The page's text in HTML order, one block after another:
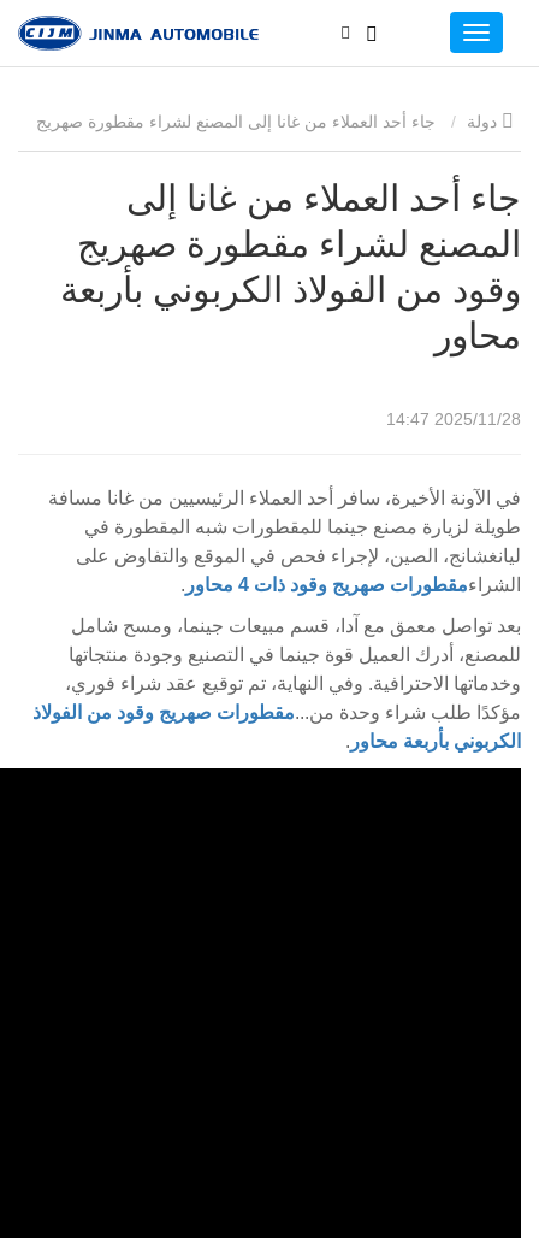
جاء أحد العملاء من غانا إلى المصنع لشراء مقطورة صهريج
وقود من الفولاذ الكربوني بأربعة محاور
جاء أحد العملاء من غانا إلى
المصنع لشراء مقطورة صهريج
وقود من الفولاذ الكربوني بأربعة
محاور
2025/11/28 14:47
في الآونة الأخيرة، سافر أحد العملاء الرئيسيين من غانا مسافة
طويلة لزيارة مصنع جينما للمقطورات شبه المقطورة في
ليانغشانج، الصين، لإجراء فحص في الموقع والتفاوض على
الشراءمقطورات صهريج وقود ذات 4 محاور
.
بعد تواصل معمق مع آدا، قسم مبيعات جينما، ومسح شامل
للمصنع، أدرك العميل قوة جينما في التصنيع وجودة منتجاتها
وخدماتها الاحترافية. وفي النهاية، تم توقيع عقد شراء فوري،
مؤكدًا طلب شراء وحدة من...مقطورات صهريج وقود من الفولاذ
الكربوني بأربعة محاور .